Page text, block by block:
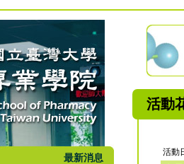
最新消息
活動
活動